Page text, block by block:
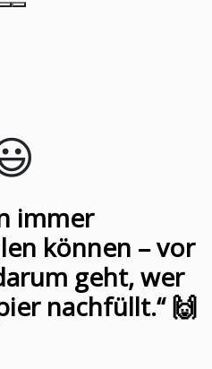
immer
können – vor
geht, wer
nachfüllt.“ 🙌